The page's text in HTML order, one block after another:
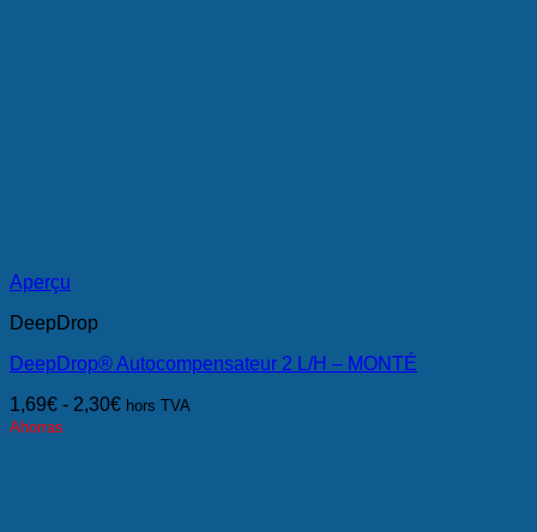
Aperçu
DeepDrop
DeepDrop® Autocompensateur 2 L/H – MONTÉ
1,69€ - 2,30€ hors TVA
Ahorras